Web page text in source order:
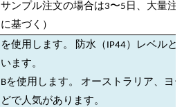
サンプル注文の場合は3〜5日、大量注文
に基づく）
を使用します。 防水（IP44）レベルと
います。
Bを使用します。 オーストラリア、ヨー
どで人気があります。